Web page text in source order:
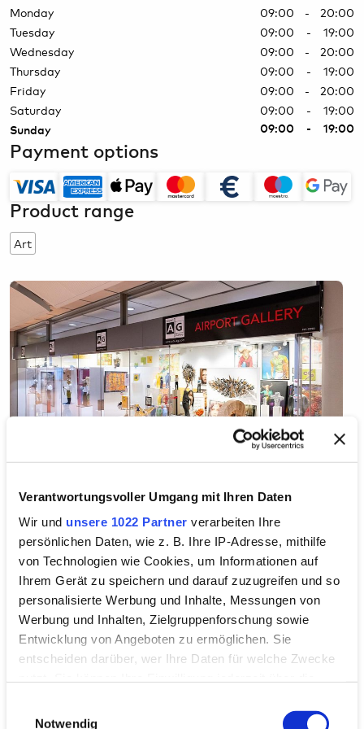
Verantwortungsvoller Umgang mit Ihren Daten
Wir und unsere 1022 Partner verarbeiten Ihre
persönlichen Daten, wie z. B. Ihre IP-Adresse, mithilfe
von Technologien wie Cookies, um Informationen auf
Ihrem Gerät zu speichern und darauf zuzugreifen und so
personalisierte Werbung und Inhalte, Messungen von
Werbung und Inhalten, Zielgruppenforschung sowie
Entwicklung von Angeboten zu ermöglichen. Sie
entscheiden darüber, wer Ihre Daten für welche Zwecke
Trigger Symbol ändern oder widerrufen
Notwendig
Monday
09:00 - 20:00
Tuesday
09:00 - 19:00
Wednesday
09:00 - 20:00
Thursday
09:00 - 19:00
Friday
09:00 - 20:00
Saturday
09:00 - 19:00
Sunday 09:00 - 19:00
Payment options
Product range
Art
A stopover for art lovers and inspiration. First of all,
art should convey the feeling of being a wonderful
and loveable companion in our everyday life, at which
the spectator can rejoice repeatedly. Visit the Arte
Gallery and experience the innovative and creative
gallery concept full of passion.